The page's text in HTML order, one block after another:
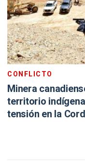
CONFLICTO
Minera
territorio
tensión en la